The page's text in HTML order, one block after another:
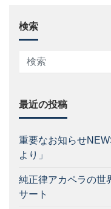
検索
最近の投稿
重要なお知らせ
より」
純正律アカペラの世
サート